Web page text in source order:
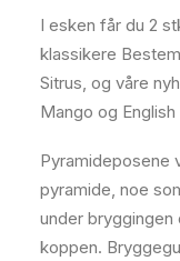
I esken får du 2
klassikere
Sitrus, og våre
Mango og
Pyramideposene
pyramide, noe
under bryggingen
koppen.